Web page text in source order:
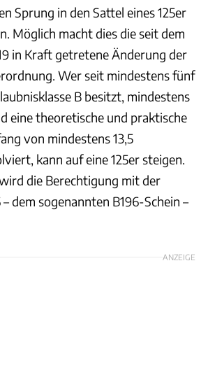
Sprung in den Sattel eines 125er
Möglich macht dies die seit dem
in Kraft getretene Änderung der
Wer seit mindestens fünf
B besitzt, mindestens
eine theoretische und praktische
von mindestens 13,5
kann auf eine 125er steigen.
die Berechtigung mit der
– dem sogenannten B196-Schein –
ANZEIGE